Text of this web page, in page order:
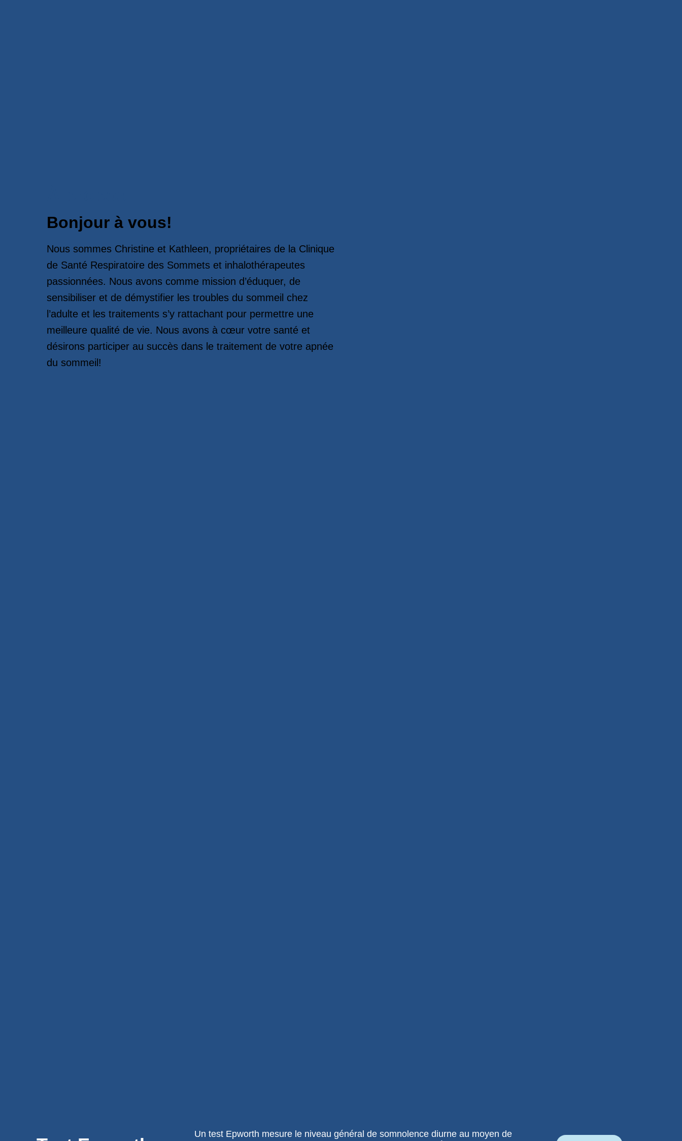
Bonjour à vous!
Nous sommes Christine et Kathleen, propriétaires de la Clinique
de Santé Respiratoire des Sommets et inhalothérapeutes
passionnées. Nous avons comme mission d’éduquer, de
sensibiliser et de démystifier les troubles du sommeil chez
l’adulte et les traitements s’y rattachant pour permettre une
meilleure qualité de vie. Nous avons à cœur votre santé et
désirons participer au succès dans le traitement de votre apnée
du sommeil!
Un test Epworth mesure le niveau général de somnolence diurne au moyen de